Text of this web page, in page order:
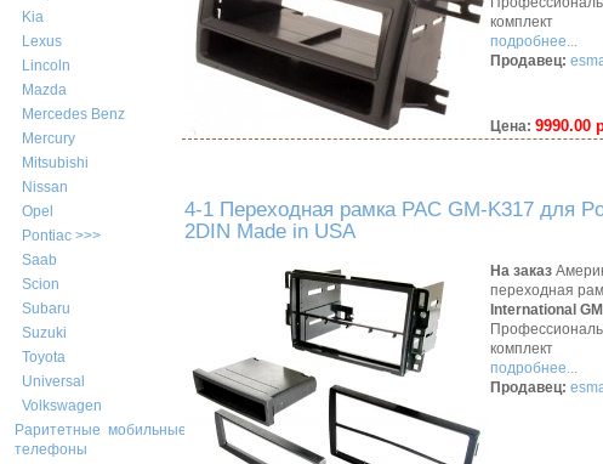
Kia
Lexus
Lincoln
Mazda
Mercedes Benz
Mercury
Mitsubishi
Nissan
Opel
Pontiac >>>
Saab
Scion
Subaru
Suzuki
Toyota
Universal
Volkswagen
Раритетные мобильные
телефоны
комплект
подробнее...
Продавец:
Цена: 9990.00
4-1 Переходная рамка PAC GM-K317 для
2DIN Made in USA
На заказ
переходная
International
комплект
подробнее...
Продавец: